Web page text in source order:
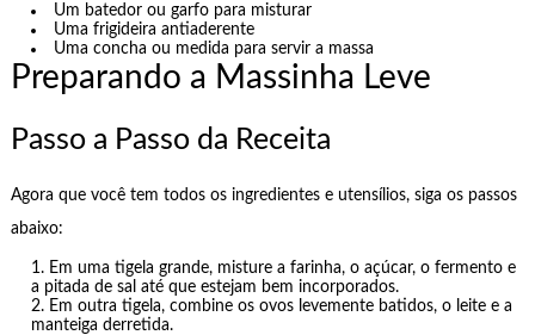
Um batedor ou garfo para misturar
Uma frigideira antiaderente
Uma concha ou medida para servir a massa
Preparando a Massinha Leve
Passo a Passo da Receita
Agora que você tem todos os ingredientes e utensílios, siga os passos
abaixo:
Em uma tigela grande, misture a farinha, o açúcar, o fermento e
a pitada de sal até que estejam bem incorporados.
Em outra tigela, combine os ovos levemente batidos, o leite e a
manteiga derretida.